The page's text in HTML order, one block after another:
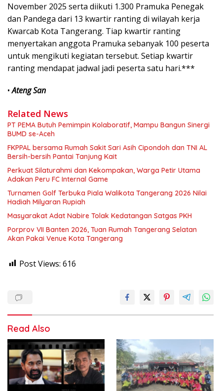
November 2025 serta diikuti 1.300 Pramuka Penegak
dan Pandega dari 13 kwartir ranting di wilayah kerja
Kwarcab Kota Tangerang. Tiap kwartir ranting
menyertakan anggota Pramuka sebanyak 100 peserta
untuk mengikuti kegiatan tersebut. Setiap kwartir
ranting mendapat jadwal jadi peserta satu hari.***
•Ateng San
Related News
PT PEMA Butuh Pemimpin Kolaboratif, Mampu Bangun Sinergi
BUMD se-Aceh
FKPPAL bersama Rumah Sakit Sari Asih Cipondoh dan TNI AL
Bersih-bersih Pantai Tanjung Kait
Perkuat Silaturahmi dan Kekompakan, Warga Petir Utama
Adakan Peru FC Internal Game
Turnamen Golf Terbuka Piala Walikota Tangerang 2026 Nilai
Hadiah Milyaran Rupiah
Masyarakat Adat Nabire Tolak Kedatangan Satgas PKH
Porprov VII Banten 2026, Tuan Rumah Tangerang Selatan
Akan Pakai Venue Kota Tangerang
Post Views: 616
Read Also